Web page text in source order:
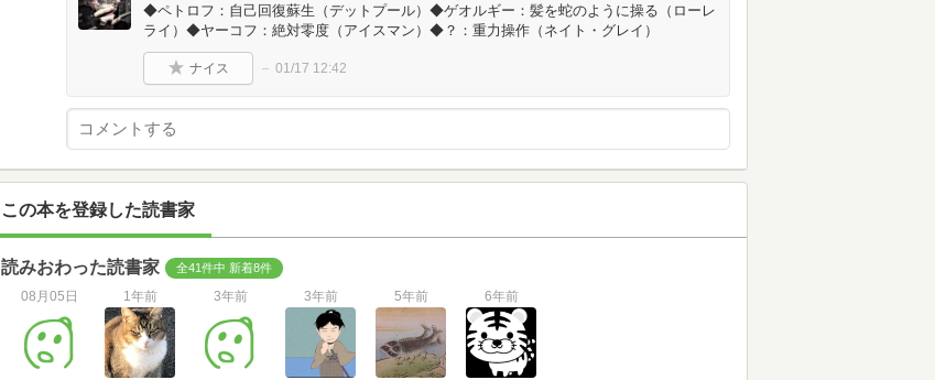
◆ペトロフ：自己回復蘇生（デットプール）◆ゲオルギー：髪を蛇のように操る（ローレ
ライ）◆ヤーコフ：絶対零度（アイスマン）◆？：重力操作（ネイト・グレイ）
ナイス 01/17 12:42
この本を登録した読書家
読みおわった読書家 全41件中 新着8件
08月05日 1年前 3年前 3年前 5年前 6年前